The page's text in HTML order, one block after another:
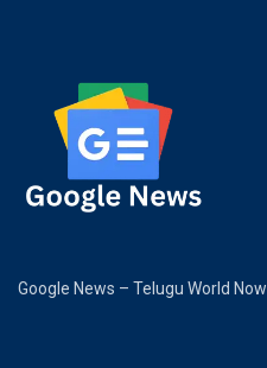
Google News – Telugu World Now